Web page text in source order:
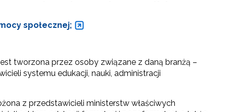
społecznej;
tworzona przez osoby związane z daną branżą –
systemu edukacji, nauki, administracji
z przedstawicieli ministerstw właściwych